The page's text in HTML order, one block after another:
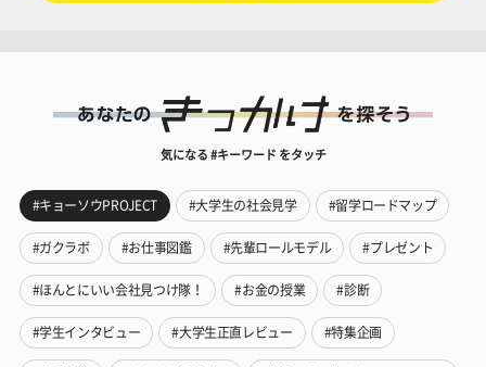
気になる #キーワード をタッチ
#キョーソウPROJECT #大学生の社会見学 #留学ロードマップ
#ガクラボ #お仕事図鑑 #先輩ロールモデル #プレゼント
#ほんとにいい会社見つけ隊！ #お金の授業 #診断
#学生インタビュー #大学生正直レビュー #特集企画